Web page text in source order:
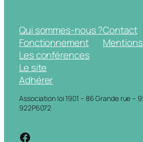
Qui sommes-nous ?
Fonctionnement
Les conférences
Le site
Adhérer
Contact
Association loi 1901 – 86 Grande rue –
922P6072
https://